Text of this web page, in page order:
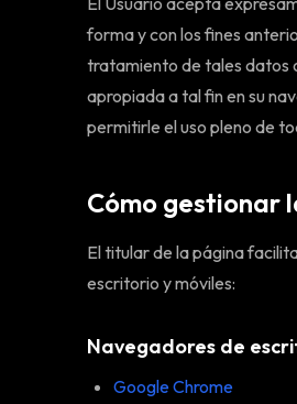
forma y con los fines
tratamiento de tales datos
apropiada a tal fin en su
permitirle el uso pleno de
Cómo gestionar
El titular de la página
escritorio y móviles:
Navegadores de
Google Chrome